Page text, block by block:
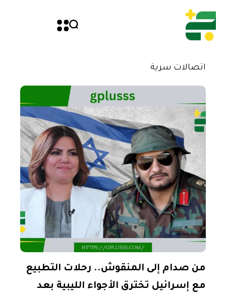
اتصالات سرية
من صدام إلى المنقوش.. رحلات التطبيع
مع إسرائيل تخترق الأجواء الليبية بعد